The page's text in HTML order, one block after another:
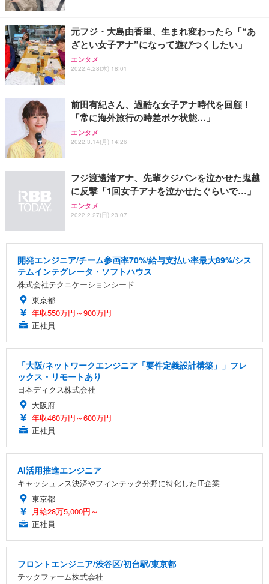
元フジ・大島由香里、生まれ変わったら「“あ
ざとい女子アナ”になって遊びつくしたい」
エンタメ
2022.4.28(木) 18:01
前田有紀さん、過酷な女子アナ時代を回顧！
「常に海外旅行の時差ボケ状態…」
エンタメ
2022.3.14(月) 14:26
フジ渡邊渚アナ、先輩クジパンを泣かせた鬼越
に反撃「1回女子アナを泣かせたぐらいで…」
エンタメ
2022.2.27(日) 23:07
開発エンジニア/チーム参画率70%/給与支払い率最大89%/シス
テムインテグレータ・ソフトハウス
株式会社テクニケーションシード
東京都
年収550万円～900万円
正社員
「大阪/ネットワークエンジニア「要件定義設計構築」」フレ
ックス・リモートあり
日本ディクス株式会社
大阪府
年収460万円～600万円
正社員
AI活用推進エンジニア
キャッシュレス決済やフィンテック分野に特化したIT企業
東京都
月給28万5,000円～
正社員
フロントエンジニア/渋谷区/初台駅/東京都
テックファーム株式会社